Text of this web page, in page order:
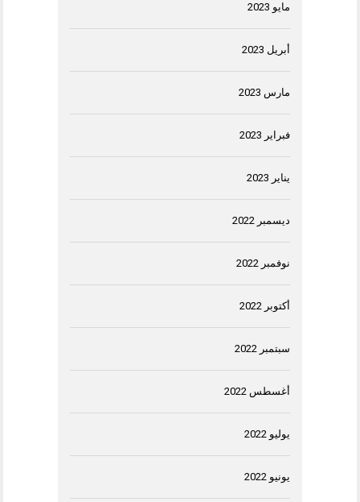
مايو 2023
أبريل 2023
مارس 2023
فبراير 2023
يناير 2023
ديسمبر 2022
نوفمبر 2022
أكتوبر 2022
سبتمبر 2022
أغسطس 2022
يوليو 2022
يونيو 2022